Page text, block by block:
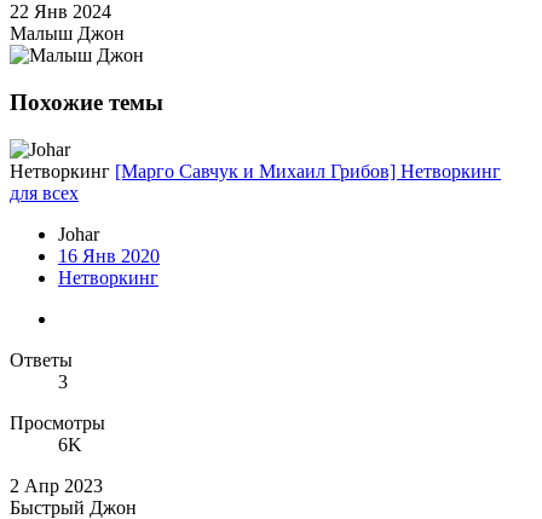
22 Янв 2024
Малыш Джон
Похожие темы
Нетворкинг [Марго Савчук и Михаил Грибов] Нетворкинг
для всех
Johar
16 Янв 2020
Нетворкинг
Ответы
3
Просмотры
6K
2 Апр 2023
Быстрый Джон